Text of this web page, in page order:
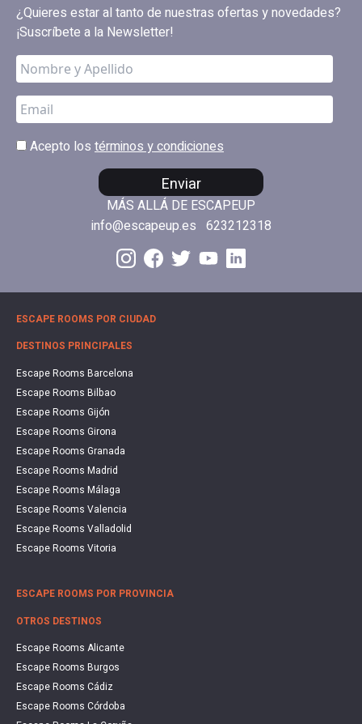
¿Quieres estar al tanto de nuestras ofertas y novedades?
¡Suscríbete a la Newsletter!
Acepto los términos y condiciones
Enviar
MÁS ALLÁ DE ESCAPEUP
info@escapeup.es 623212318
ESCAPE ROOMS POR CIUDAD
DESTINOS PRINCIPALES
Escape Rooms Barcelona
Escape Rooms Bilbao
Escape Rooms Gijón
Escape Rooms Girona
Escape Rooms Granada
Escape Rooms Madrid
Escape Rooms Málaga
Escape Rooms Valencia
Escape Rooms Valladolid
Escape Rooms Vitoria
ESCAPE ROOMS POR PROVINCIA
OTROS DESTINOS
Escape Rooms Alicante
Escape Rooms Burgos
Escape Rooms Cádiz
Escape Rooms Córdoba